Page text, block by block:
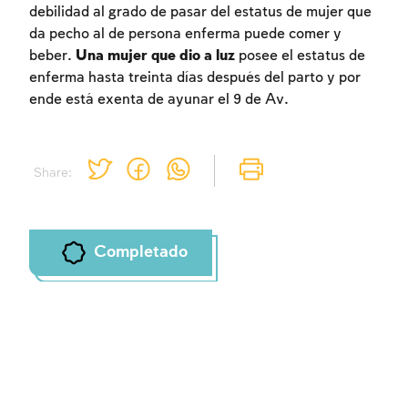
Share:
debilidad al grado de pasar del estatus de mujer que
da pecho al de persona enferma puede comer y
beber. Una mujer que dio a luz posee el estatus de
enferma hasta treinta días después del parto y por
ende está exenta de ayunar el 9 de Av.
Completado